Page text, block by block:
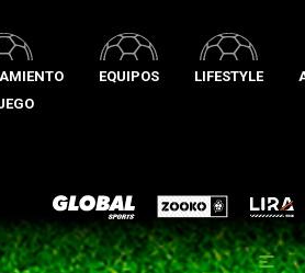
EQUIPOS LIFESTYLE
Global Sports Zooko Lira
